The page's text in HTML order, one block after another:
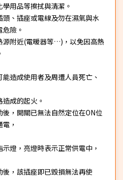
用品等擦拭與清潔。
頭、插座或電線及勿在濕氣與水
險。
源附近(電暖器等…)，以免因高熱
造成使用者及周遭人員死亡、
成的起火。
後，開關已無法自然定位在ON位
，
燈，亮燈時表示正常供電中，
後，該插座即已毀損無法再使